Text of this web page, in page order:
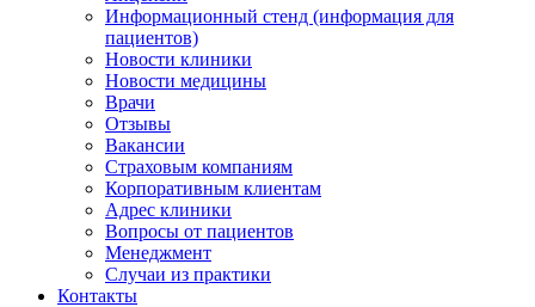
Информационный стенд (информация для
пациентов)
Новости клиники
Новости медицины
Врачи
Отзывы
Вакансии
Страховым компаниям
Корпоративным клиентам
Адрес клиники
Вопросы от пациентов
Менеджмент
Случаи из практики
Контакты